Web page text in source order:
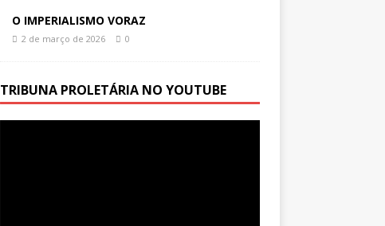
O IMPERIALISMO VORAZ
2 de março de 2026 0
TRIBUNA PROLETÁRIA NO YOUTUBE